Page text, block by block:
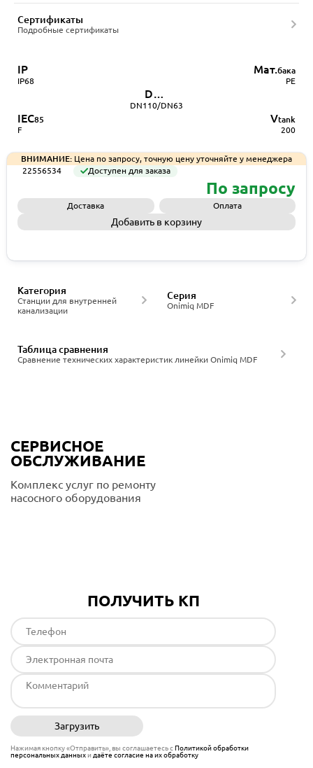
Сертификаты
Подробные сертификаты
IP
IP68
Мат.бака
PE
IEC85
F
Vtank
200
DNпатрубков
DN110/DN63
ВНИМАНИЕ: Цена по запросу, точную цену уточняйте у менеджера
22556534
Доступен для заказа
По запросу
Доставка Оплата
Добавить в корзину
Станции для внутренней
канализации
Категория
Onimiq MDF
Серия
Сравнение технических характеристик линейки Onimiq MDF
Таблица сравнения
СЕРВИСНОЕ
ОБСЛУЖИВАНИЕ
Комплекс услуг по ремонту
насосного оборудования
ПОЛУЧИТЬ КП
Загрузить
Нажимая кнопку «Отправить», вы соглашаетесь сПолитикой обработки
персональных данныхи даёте согласие на их обработку